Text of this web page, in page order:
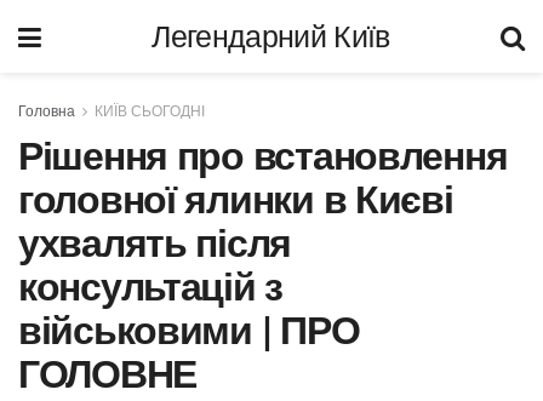
Легендарний Київ
Головна КИЇВ СЬОГОДНІ
Рішення про встановлення
головної ялинки в Києві
ухвалять після
консультацій з
військовими | ПРО
ГОЛОВНЕ